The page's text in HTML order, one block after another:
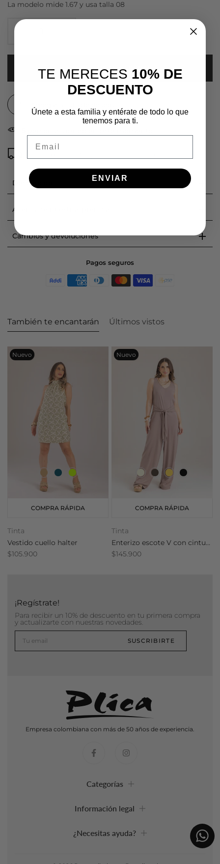
La modelo mide 1.67 y usa talla 08
AGREGAR AL CARRITO
Descripción
Acerca de nuestras prendas
Cambios y devoluciones
Pagos seguros
También te encantarán Últimos vistos
Nuevo
COMPRA RÁPIDA
Tinta
Vestido cuello halter
$105.900
Nuevo
COMPRA RÁPIDA
Tinta
Enterizo escote V con cinturón
$145.900
¡Regístrate!
Para recibir un 10% de descuento en tu primera compra
y actualizarte con nuestras novedades.
SUSCRIBIRTE
Empresa colombiana con más de 50 años de experiencia.
Categorías
Información legal
¿Necesitas ayuda?
TE MERECES 10% DE
DESCUENTO
Únete a esta familia y entérate de todo lo que
tenemos para ti.
ENVIAR